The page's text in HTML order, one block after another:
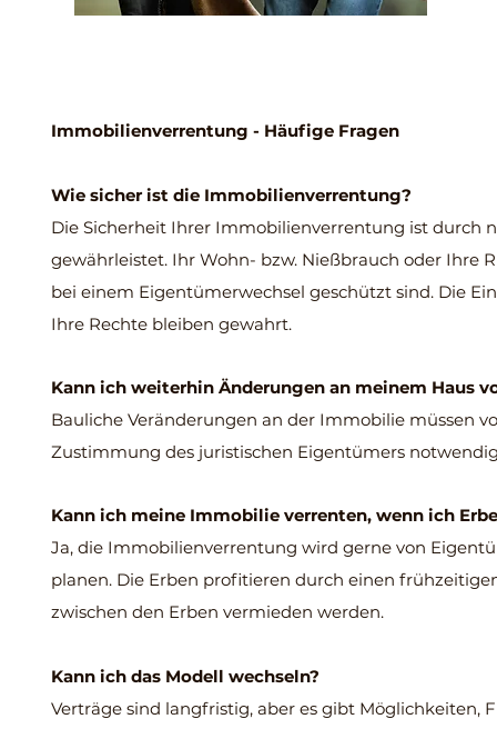
Immobilienverrentung - Häufige Fragen
Wie sicher ist die Immobilienverrentung?
Die Sicherheit Ihrer Immobilienverrentung ist durch
gewährleistet. Ihr Wohn- bzw. Nießbrauch oder Ihre
bei einem Eigentümerwechsel geschützt sind. Die
Ihre Rechte bleiben gewahrt.
Kann ich weiterhin Änderungen an meinem Haus
Bauliche Veränderungen an der Immobilie müssen
Zustimmung des juristischen Eigentümers
Kann ich meine Immobilie verrenten, wenn ich
Ja, die Immobilienverrentung wird gerne von
planen. Die Erben profitieren durch einen
zwischen den Erben vermieden werden.
Kann ich das Modell wechseln?
Verträge sind langfristig, aber es gibt Möglichkeiten,